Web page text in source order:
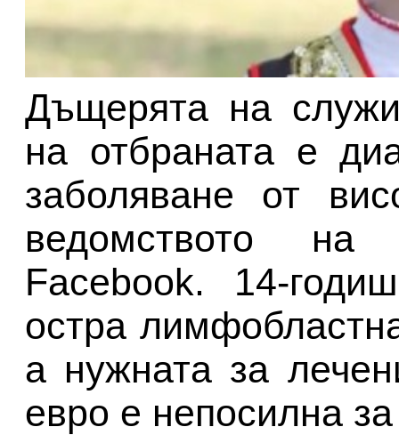
Дъщерята на
на отбраната е
заболяване от
ведомството
Facebook. 14-
остра
а нужната за
евро е непосилна